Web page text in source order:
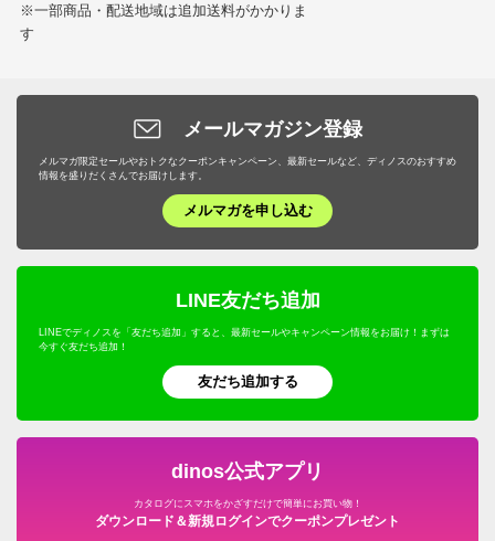
※一部商品・配送地域は追加送料がかかりま
す
メールマガジン登録
メルマガ限定セールやおトクなクーポンキャンペーン、最新セールなど、ディノスのおすすめ
情報を盛りだくさんでお届けします。
メルマガを申し込む
LINE友だち追加
LINEでディノスを「友だち追加」すると、最新セールやキャンペーン情報をお届け！まずは
今すぐ友だち追加！
友だち追加する
dinos公式アプリ
カタログにスマホをかざすだけで簡単にお買い物！
ダウンロード＆新規ログインでクーポンプレゼント